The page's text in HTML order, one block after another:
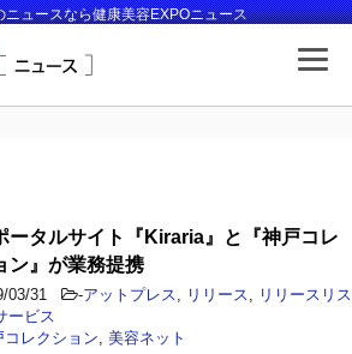
ニュースなら健康美容EXPOニュース
ータルサイト『Kiraria』と『神戸コレ
ン』が業務提携
03/31 -アットプレス リリース
リリースリス
ービス
コレクション 美容ネット